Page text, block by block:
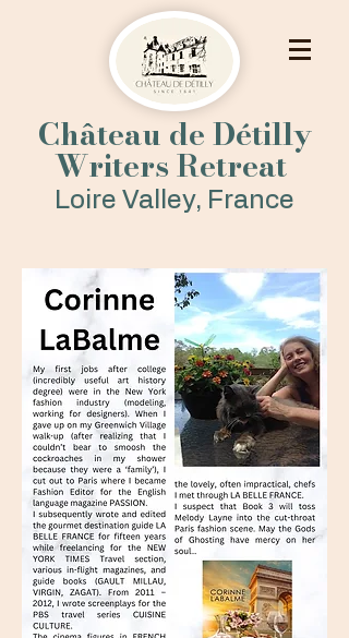
Château de Détilly
Writers Retreat
Loire Valley, France